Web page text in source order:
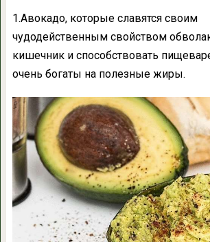
1.Авокадо, которые славятся своим
чудодейственным свойством
кишечник и способствовать
очень богаты на полезные жиры.